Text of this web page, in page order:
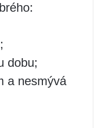
dobu;
a nesmývá